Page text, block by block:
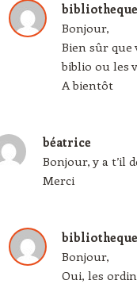
bibliotheque
Bonjour,
Bien sûr que
biblio ou les
A bientôt
béatrice
Bonjour, y a t’il
Merci
bibliotheque
Bonjour,
Oui, les